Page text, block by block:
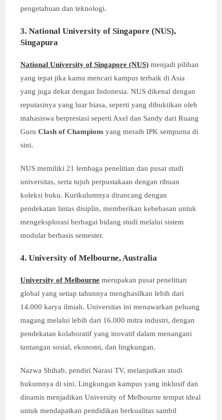
pengetahuan dan teknologi.
3. National University of Singapore (NUS),
Singapura
National University of Singapore (NUS) menjadi pilihan
yang tepat jika kamu mencari kampus terbaik di Asia
yang juga dekat dengan Indonesia. NUS dikenal dengan
reputasinya yang luar biasa, seperti yang dibuktikan oleh
mahasiswa berprestasi seperti Axel dan Sandy dari Ruang
GuruClash of Champions yang meraih IPK sempurna di
sini.
NUS memiliki 21 lembaga penelitian dan pusat studi
universitas, serta tujuh perpustakaan dengan ribuan
koleksi buku. Kurikulumnya dirancang dengan
pendekatan lintas disiplin, memberikan kebebasan untuk
mengeksplorasi berbagai bidang studi melalui sistem
modular berbasis semester.
4. University of Melbourne, Australia
University of Melbourne merupakan pusat penelitian
global yang setiap tahunnya menghasilkan lebih dari
14.000 karya ilmiah. Universitas ini menawarkan peluang
magang melalui lebih dari 16.000 mitra industri, dengan
pendekatan kolaboratif yang inovatif dalam menangani
tantangan sosial, ekonomi, dan lingkungan.
Nazwa Shihab, pendiri Narasi TV, melanjutkan studi
hukumnya di sini. Lingkungan kampus yang inklusif dan
dinamis menjadikan University of Melbourne tempat ideal
untuk mendapatkan pendidikan berkualitas sambil